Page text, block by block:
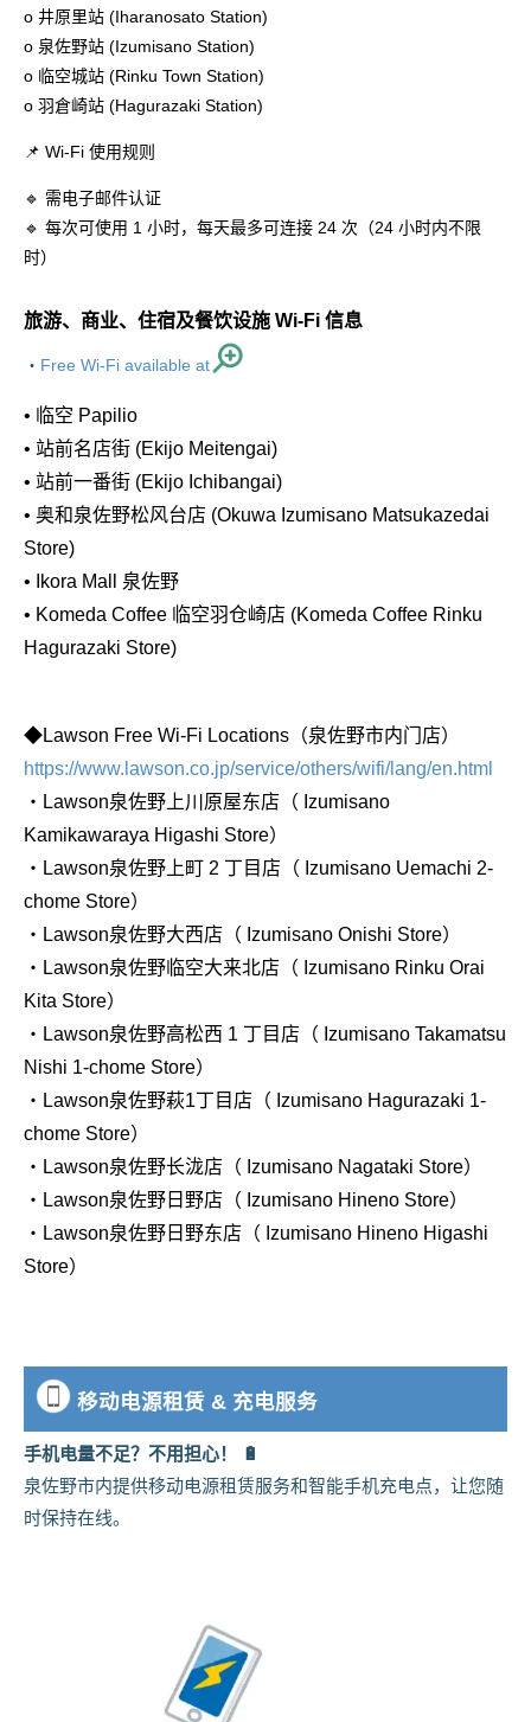
o 井原里站 (Iharanosato Station)
o 泉佐野站 (Izumisano Station)
o 临空城站 (Rinku Town Station)
o 羽倉崎站 (Hagurazaki Station)
📌 Wi-Fi 使用规则
🔹 需电子邮件认证
🔹 每次可使用 1 小时，每天最多可连接 24 次（24 小时内不限
时）
旅游、商业、住宿及餐饮设施 Wi-Fi 信息
・ Free Wi-Fi available at
• 临空 Papilio
• 站前名店街 (Ekijo Meitengai)
• 站前一番街 (Ekijo Ichibangai)
• 奥和泉佐野松风台店 (Okuwa Izumisano Matsukazedai
Store)
• Ikora Mall 泉佐野
• Komeda Coffee 临空羽仓崎店 (Komeda Coffee Rinku
Hagurazaki Store)
◆Lawson Free Wi-Fi Locations（泉佐野市内门店）
https://www.lawson.co.jp/service/others/wifi/lang/en.html
・Lawson泉佐野上川原屋东店（ Izumisano
Kamikawaraya Higashi Store）
・Lawson泉佐野上町 2 丁目店（ Izumisano Uemachi 2-
chome Store）
・Lawson泉佐野大西店（ Izumisano Onishi Store）
・Lawson泉佐野临空大来北店（ Izumisano Rinku Orai
Kita Store）
・Lawson泉佐野高松西 1 丁目店（ Izumisano Takamatsu
Nishi 1-chome Store）
・Lawson泉佐野萩1丁目店（ Izumisano Hagurazaki 1-
chome Store）
・Lawson泉佐野长泷店（ Izumisano Nagataki Store）
・Lawson泉佐野日野店（ Izumisano Hineno Store）
・Lawson泉佐野日野东店（ Izumisano Hineno Higashi
Store）
移动电源租赁 & 充电服务
手机电量不足？不用担心！ 🔋
泉佐野市内提供移动电源租赁服务和智能手机充电点，让您随
时保持在线。